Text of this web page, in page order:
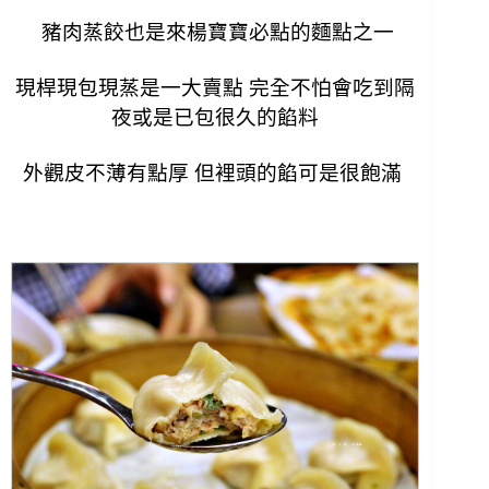
豬肉蒸餃也是來楊寶寶必點的麵點之一
現桿現包現蒸是一大賣點 完全不怕會吃到隔
夜或是已包很久的餡料
外觀皮不薄有點厚 但裡頭的餡可是很飽滿